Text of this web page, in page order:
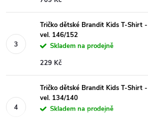
Tričko dětské Brandit Kids T-Shirt
vel. 146/152
Skladem na prodejně
229 Kč
Tričko dětské Brandit Kids T-Shirt
vel. 134/140
Skladem na prodejně